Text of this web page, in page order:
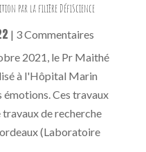
par la filière DéfiScience
| 3 Commentaires
2021, le Pr Maithé
à l'Hôpital Marin
Ces travaux
de recherche
(Laboratoire